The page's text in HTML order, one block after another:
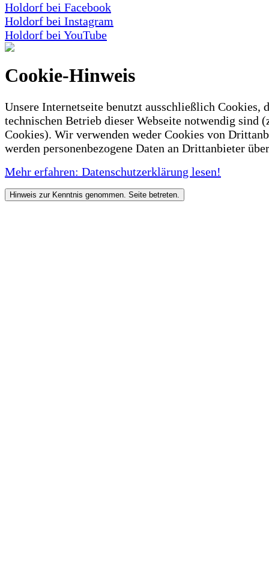
Holdorf bei Facebook
Holdorf bei Instagram
Holdorf bei YouTube
Cookie-Hinweis
Unsere Internetseite benutzt ausschließlich Cookies,
technischen Betrieb dieser Webseite notwendig sind
Cookies). Wir verwenden weder Cookies von
werden personenbezogene Daten an Drittanbieter
Mehr erfahren: Datenschutzerklärung lesen!
Hinweis zur Kenntnis genommen. Seite betreten.